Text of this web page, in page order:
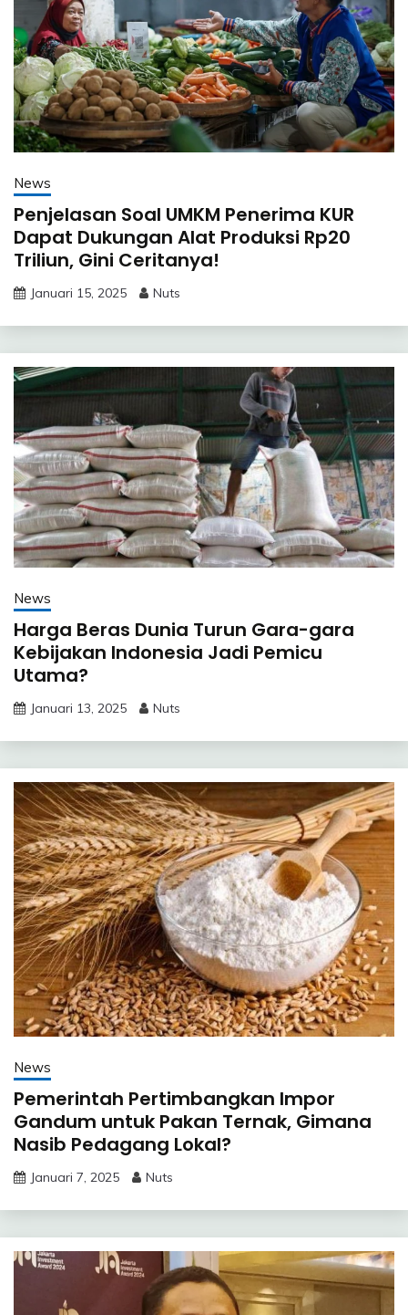
News
Penjelasan Soal UMKM Penerima KUR
Dapat Dukungan Alat Produksi Rp20
Triliun, Gini Ceritanya!
Januari 15, 2025 Nuts
News
Harga Beras Dunia Turun Gara-gara
Kebijakan Indonesia Jadi Pemicu
Utama?
Januari 13, 2025 Nuts
News
Pemerintah Pertimbangkan Impor
Gandum untuk Pakan Ternak, Gimana
Nasib Pedagang Lokal?
Januari 7, 2025 Nuts